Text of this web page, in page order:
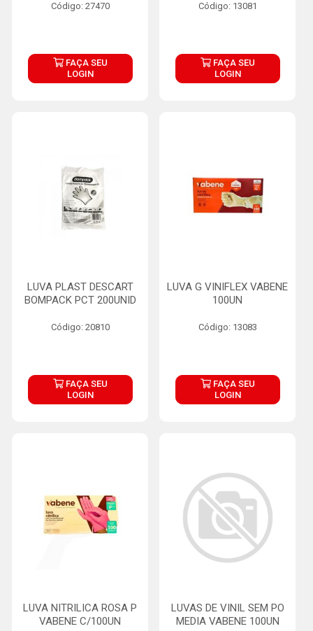
Código: 27470
FAÇA SEU
LOGIN
Código: 13081
FAÇA SEU
LOGIN
LUVA PLAST DESCART
BOMPACK PCT 200UNID
Código: 20810
FAÇA SEU
LOGIN
LUVA G VINIFLEX VABENE
100UN
Código: 13083
FAÇA SEU
LOGIN
LUVA NITRILICA ROSA P
VABENE C/100UN
LUVAS DE VINIL SEM PO
MEDIA VABENE 100UN